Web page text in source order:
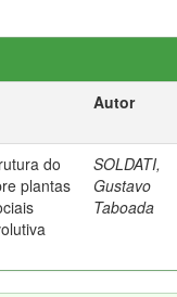
Autor
do
plantas
SOLDATI,
Gustavo
Taboada